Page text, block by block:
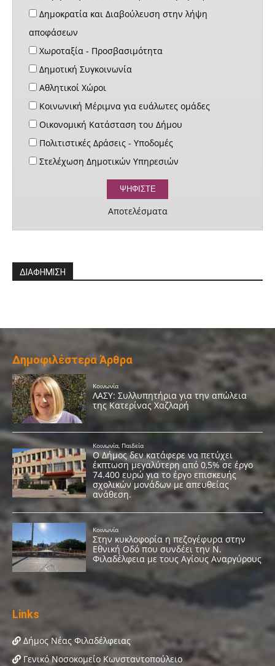
Δημοκρατία και Διαβούλευση στην λήψη
αποφάσεων
Χωροταξία - Προσβασιμότητα
Δημοτική Συγκοινωνία
Αθλητικοί Χώροι
Κοινωνική Μέριμνα για ευάλωτες ομάδες
Οικονομική Κατάσταση του Δήμου
Πολιτιστικές Δράσεις - Υποδομές
Στελέχωση Δημοτικών Υπηρεσιών
Αποτελέσματα
ΔΙΑΦΗΜΙΣΗ
Δημοφιλέστερα Άρθρα
Links
Δήμος Νέας Φιλαδέλφειας
Γενικό Νοσοκομείο Κωνσταντοπούλειο